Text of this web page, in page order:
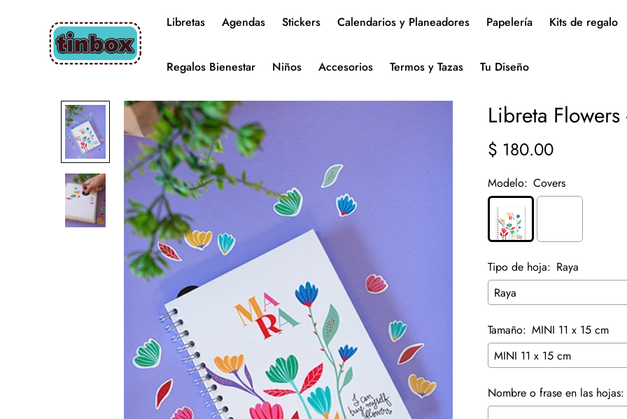
Libretas Agendas Stickers Calendarios y Planeadores Papelería Kits de regalo
Regalos Bienestar Niños Accesorios Termos y Tazas Tu Diseño
Libreta Flowers
Precio
$ 180.00
Modelo: Covers
Tipo de hoja: Raya
Tamaño: MINI 11 x 15 cm
Nombre o frase en las hojas: